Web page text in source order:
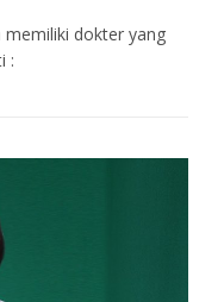
memiliki dokter yang
: